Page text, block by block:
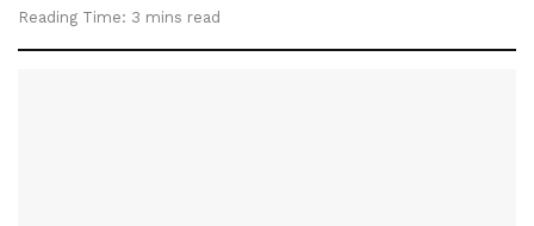
Reading Time: 3 mins read